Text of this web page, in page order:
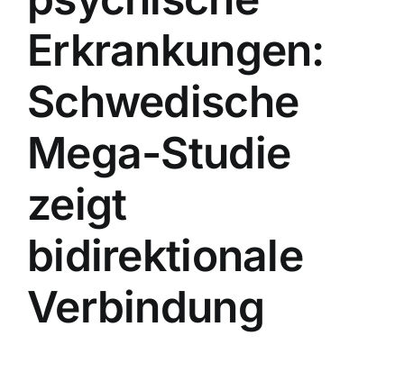
Erkrankungen:
Schwedische
Mega-Studie
zeigt
bidirektionale
Verbindung